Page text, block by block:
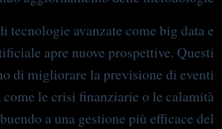
tecnologie avanzate come big data e
apre nuove prospettive. Questi
di migliorare la previsione di eventi
le crisi finanziarie o le calamità
a una gestione più efficace del